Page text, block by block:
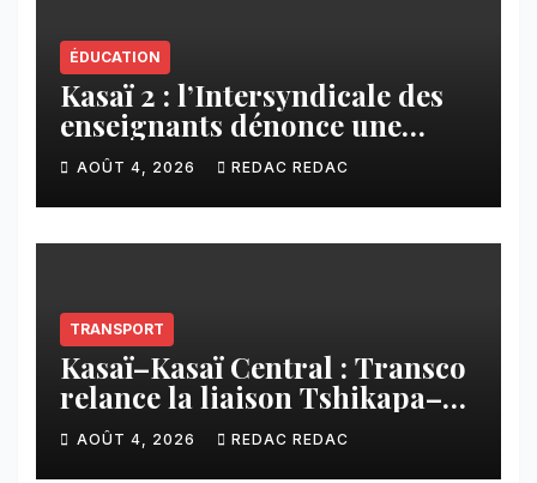
ÉDUCATION
Kasaï 2 : l’Intersyndicale des
enseignants dénonce une
contribution financière
imposée aux écoles de la
CNCA
AOÛT 4, 2026 REDAC REDAC
TRANSPORT
Kasaï–Kasaï Central : Transco
relance la liaison Tshikapa–
Tshiamu pour faciliter les
échanges
AOÛT 4, 2026 REDAC REDAC